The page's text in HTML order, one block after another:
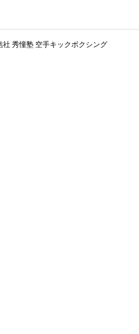
秀憧塾 空手キックボクシング